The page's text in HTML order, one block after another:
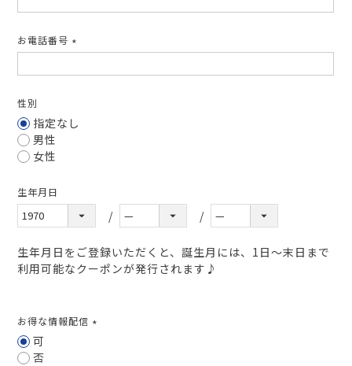
お電話番号
須)
性別
指定なし
男性
女性
生年月日
生年月日をご登録いただくと、誕生月には、1日～末日まで
利用可能なクーポンが発行されます♪
お得な情報配信
可
否